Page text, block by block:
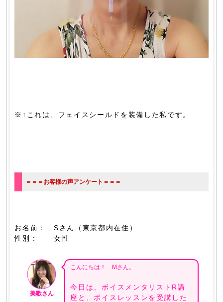
※↑これは、フェイスシールドを装備した私です。
＝＝＝お客様の声アンケート＝＝＝
お名前： Sさん（東京都内在住）
性別： 女性
美歌さん
こんにちは！ Mさん。
今日は、ボイスメンタリストR講
座と、ボイスレッスンを受講した